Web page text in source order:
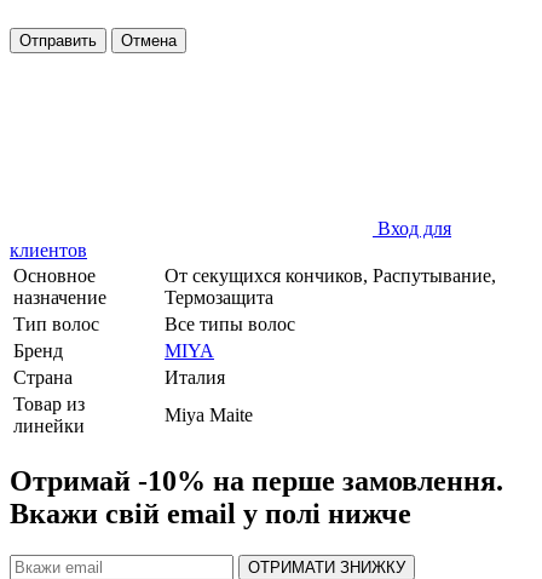
Отправить Отмена
Вход для
клиентов
Основное
назначение
От секущихся кончиков, Распутывание,
Термозащита
Тип волос
Все типы волос
Бренд
MIYA
Страна
Италия
Товар из
линейки
Miya Maite
Отримай -10% на перше замовлення.
Вкажи свій email у полі нижче
ОТРИМАТИ ЗНИЖКУ